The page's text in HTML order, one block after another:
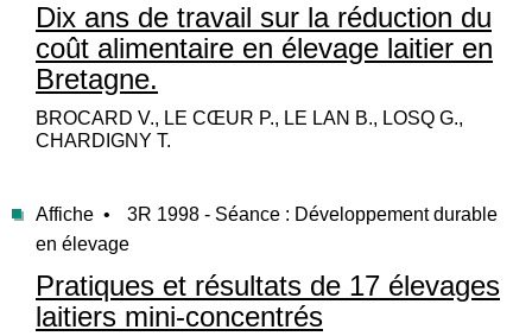
Dix ans de travail sur la réduction du
coût alimentaire en élevage laitier en
Bretagne.
BROCARD V., LE CŒUR P., LE LAN B., LOSQ G.,
CHARDIGNY T.
Affiche •
3R 1998 - Séance : Développement durable
en élevage
Pratiques et résultats de 17 élevages
laitiers mini-concentrés